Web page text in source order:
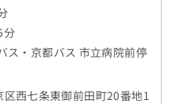
分
ス・京都バス 市立病院前停
西七条東御前田町20番地1